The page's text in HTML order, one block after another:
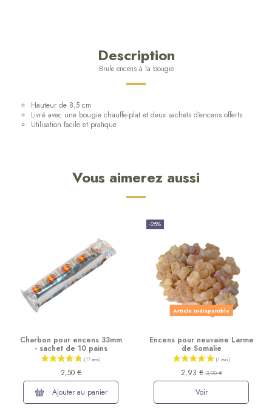
Description
Brule encens à la bougie
Hauteur de 8,5 cm
Livré avec une bougie chauffe-plat et deux sachets d'encens offerts
Utilisation facile et pratique
Vous aimerez aussi
Charbon pour encens 33mm
- sachet de 10 pains
2,50 €
Ajouter au panier
-25%
Article indisponible
Encens pour neuvaine Larme
de Somalie
2,93 €3,90 €
Voir